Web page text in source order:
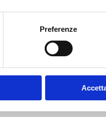
Preferenze
DIGITAL MARKETING
COMUNICAZIONE
INTEGRATA